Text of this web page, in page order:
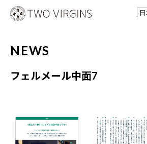
NEWS
フェルメール中面7